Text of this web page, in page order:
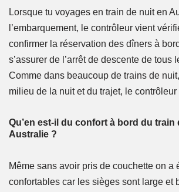
Lorsque tu voyages en train de nuit en
l’embarquement, le contrôleur vient
confirmer la réservation des dîners à
s’assurer de l’arrêt de descente de tous
Comme dans beaucoup de trains de
milieu de la nuit et du trajet, le
Qu’en est-il du confort à bord du train
Australie ?
Même sans avoir pris de couchette on a
confortables car les sièges sont large et